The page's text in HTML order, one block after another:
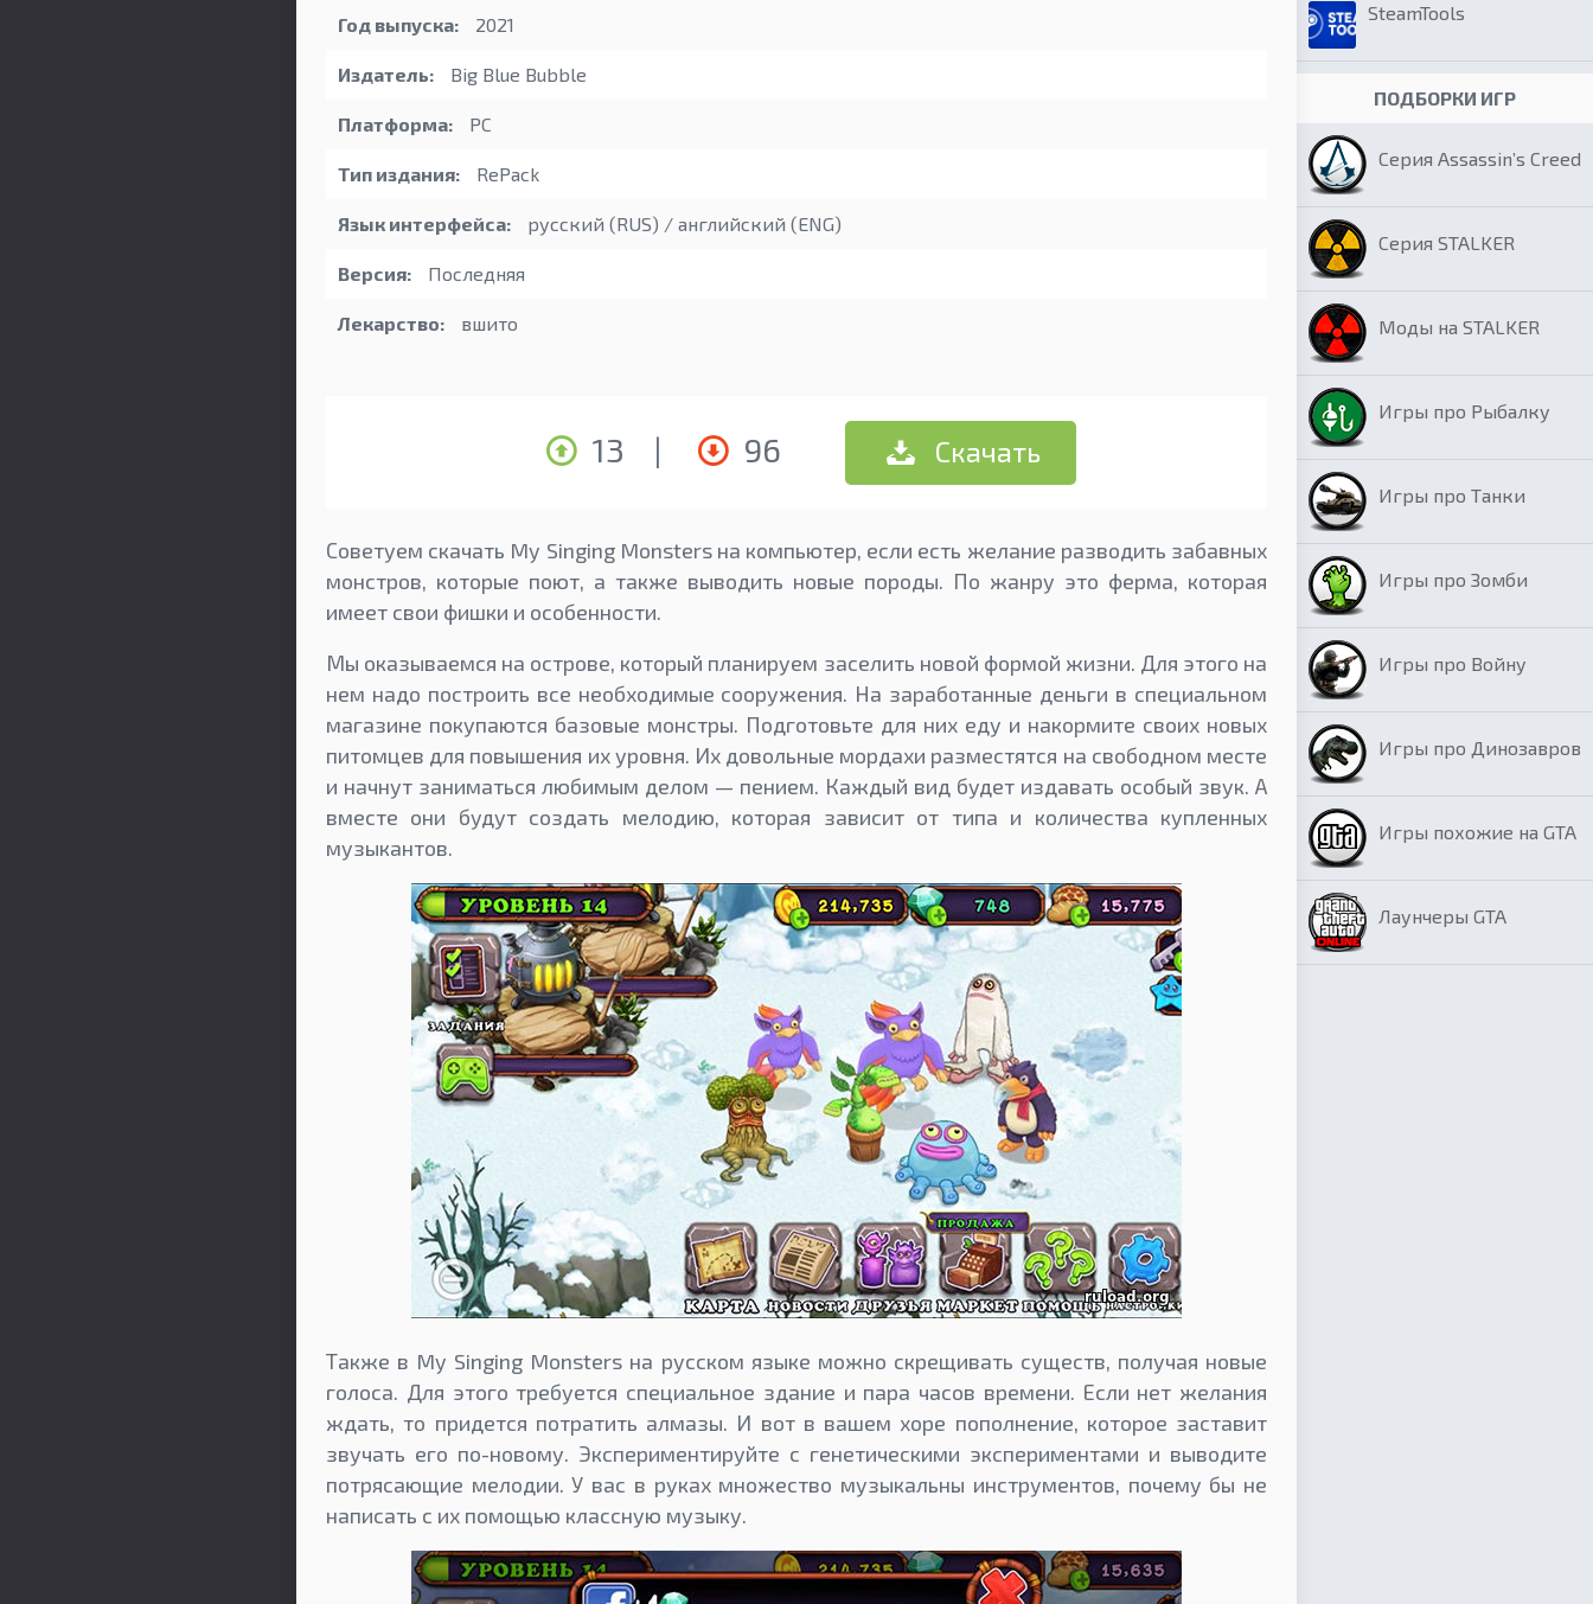
Год выпуска: 2021
Издатель: Big Blue Bubble
Платформа: PC
Тип издания: RePack
Язык интерфейса: русский (RUS) / английский (ENG)
Версия: Последняя
Лекарство: вшито
13 | 96 Скачать
Советуем скачать My Singing Monsters на компьютер, если есть желание разводить забавных
монстров, которые поют, а также выводить новые породы. По жанру это ферма, которая
имеет свои фишки и особенности.
Мы оказываемся на острове, который планируем заселить новой формой жизни. Для этого на
нем надо построить все необходимые сооружения. На заработанные деньги в специальном
магазине покупаются базовые монстры. Подготовьте для них еду и накормите своих новых
питомцев для повышения их уровня. Их довольные мордахи разместятся на свободном месте
и начнут заниматься любимым делом — пением. Каждый вид будет издавать особый звук. А
вместе они будут создать мелодию, которая зависит от типа и количества купленных
музыкантов.
Также в My Singing Monsters на русском языке можно скрещивать существ, получая новые
голоса. Для этого требуется специальное здание и пара часов времени. Если нет желания
ждать, то придется потратить алмазы. И вот в вашем хоре пополнение, которое заставит
звучать его по-новому. Экспериментируйте с генетическими экспериментами и выводите
потрясающие мелодии. У вас в руках множество музыкальны инструментов, почему бы не
написать с их помощью классную музыку.
SteamTools
ПОДБОРКИ ИГР
Серия Assassin’s Creed
Серия STALKER
Моды на STALKER
Игры про Рыбалку
Игры про Танки
Игры про Зомби
Игры про Войну
Игры про Динозавров
Игры похожие на GTA
Лаунчеры GTA